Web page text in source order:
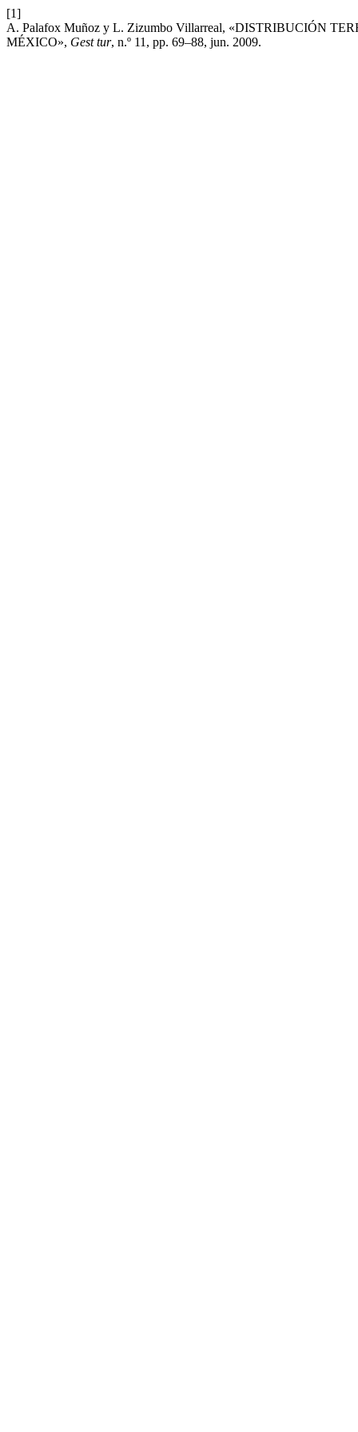
[1]
A. Palafox Muñoz y L. Zizumbo Villarreal, «DISTRIBUCIÓN
MÉXICO», Gest tur, n.º 11, pp. 69–88, jun. 2009.